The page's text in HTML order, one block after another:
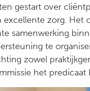
gestart over
zorg. Het
samenwerking
te
zowel
het predicaat